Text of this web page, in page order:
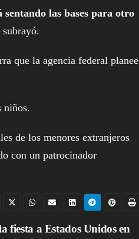
sentando las bases para otro
subrayó.
que la agencia federal planee
niños.
de los menores extranjeros
con un patrocinador
fiesta a Estados Unidos en